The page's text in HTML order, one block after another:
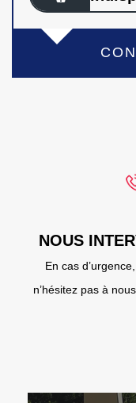
NOUS
En cas
n’hésitez pas à